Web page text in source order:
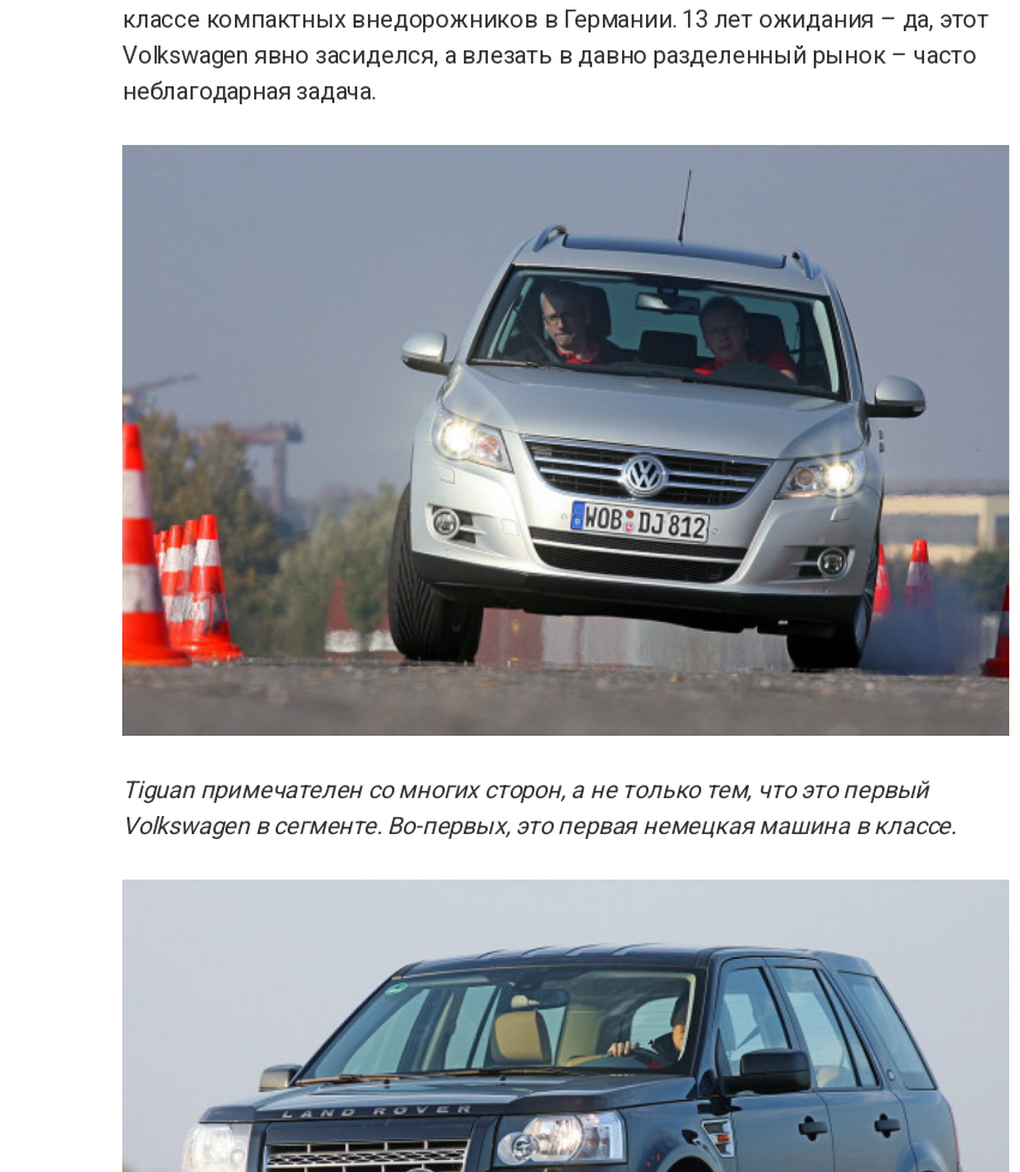
классе компактных внедорожников в Германии. 13 лет ожидания – да, этот
Volkswagen явно засиделся, а влезать в давно разделенный рынок – часто
неблагодарная задача.
Tiguan примечателен со многих сторон, а не только тем, что это первый
Volkswagen в сегменте. Во-первых, это первая немецкая машина в классе.